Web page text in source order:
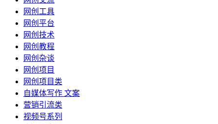
网创工具
网创平台
网创技术
网创教程
网创杂谈
网创项目
网创项目类
自媒体写作 文案
营销引流类
视频号系列